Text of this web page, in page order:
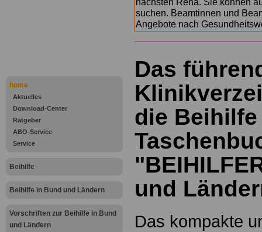
home
Aktuelles
Download-Center
Ratgeber
ABO-Service
Service
Beihilfe
Beihilfe in Bund und Ländern
Vorschriften zur Beihilfe in Bund
und Ländern
nächsten Reha. Sie können
suchen. Beamtinnen und
Angebote nach
Das
die
und
Das kompakte